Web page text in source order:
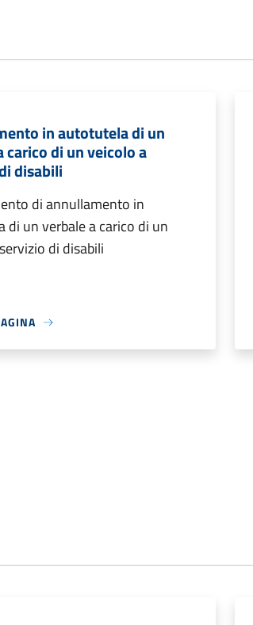
in autotutela di un
carico di un veicolo a
disabili
di annullamento in
di un verbale a carico di un
di disabili